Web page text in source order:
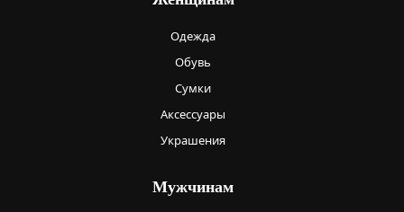
Одежда
Обувь
Сумки
Аксессуары
Украшения
Мужчинам